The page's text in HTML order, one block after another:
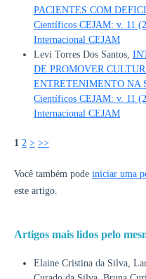
PACIENTES COM
Científicos CEJAM: v. 11
Internacional CEJAM
Levi Torres Dos Santos,
DE PROMOVER
ENTRETENIMENTO NA
Científicos CEJAM: v. 11
Internacional CEJAM
1 2 > >>
Você também pode iniciar uma
este artigo.
Artigos mais lidos pelo
Elaine Cristina da Silva,